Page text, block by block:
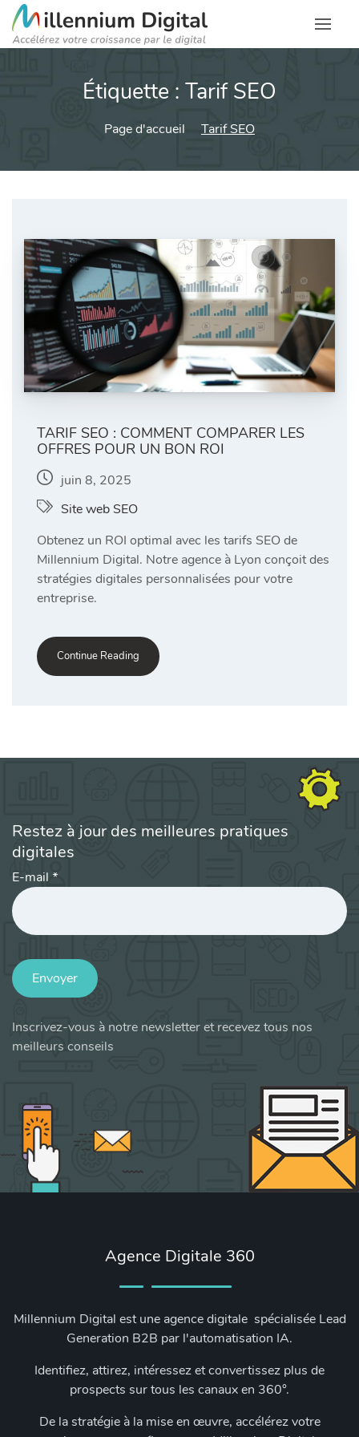
Étiquette : Tarif SEO
Page d'accueil Tarif SEO
TARIF SEO : COMMENT COMPARER LES
OFFRES POUR UN BON ROI
juin 8, 2025
Site web SEO
Obtenez un ROI optimal avec les tarifs SEO de
Millennium Digital. Notre agence à Lyon conçoit des
stratégies digitales personnalisées pour votre
entreprise.
Continue Reading
Restez à jour des meilleures pratiques
digitales
E-mail *
Envoyer
Inscrivez-vous à notre newsletter et recevez tous nos
meilleurs conseils
Agence Digitale 360
Millennium Digital est une agence digitale spécialisée Lead
Generation B2B par l'automatisation IA.
Identifiez, attirez, intéressez et convertissez plus de
prospects sur tous les canaux en 360°.
De la stratégie à la mise en œuvre, accélérez votre